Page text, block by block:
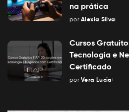
na prática
Posted
por Alexia Silva
Cursos
Tecnologia e
Certificado
Posted
por Vera Lucia